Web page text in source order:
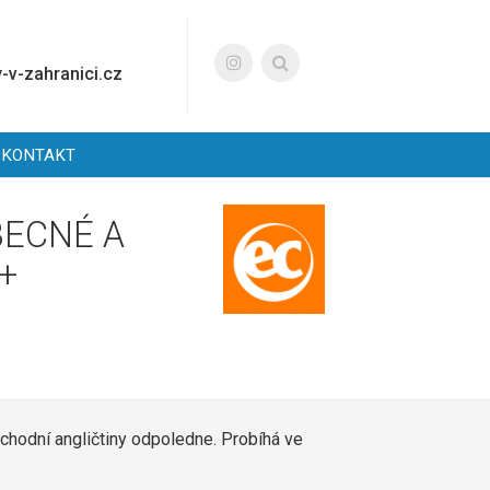
v-zahranici.cz
KONTAKT
A
angličtiny odpoledne. Probíhá ve